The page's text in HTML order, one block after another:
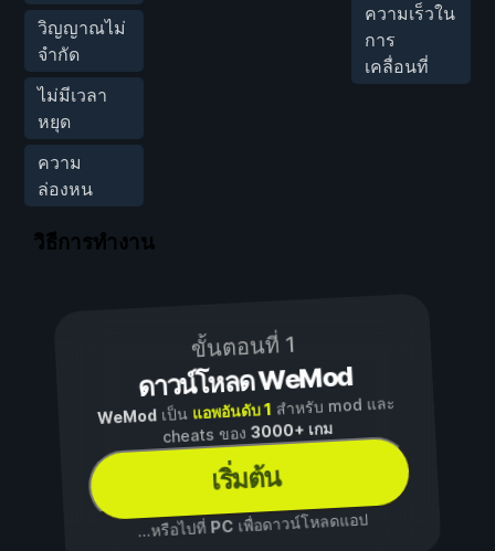
วิญญาณไม่
จำกัด
ไม่มีเวลา
หยุด
ความ
ล่องหน
ความเร็วใน
การ
เคลื่อนที่
วิธีการทำงาน
ขั้นตอนที่ 1
ดาวน์โหลด WeMod
WeModเป็น แอพอันดับ 1 สำหรับ mod และ
cheats ของ3000+ เกม
เริ่มต้น
...หรือไปที่ PCเพื่อดาวน์โหลดแอป